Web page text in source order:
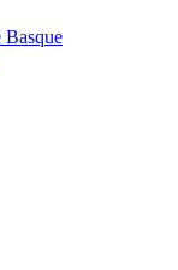
Basque